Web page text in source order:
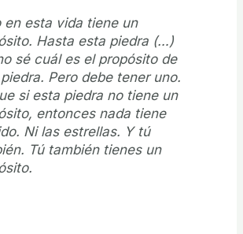
en esta vida tiene un
Hasta esta piedra (…)
sé cuál es el propósito de
Pero debe tener uno.
si esta piedra no tiene un
entonces nada tiene
Ni las estrellas. Y tú
Tú también tienes un